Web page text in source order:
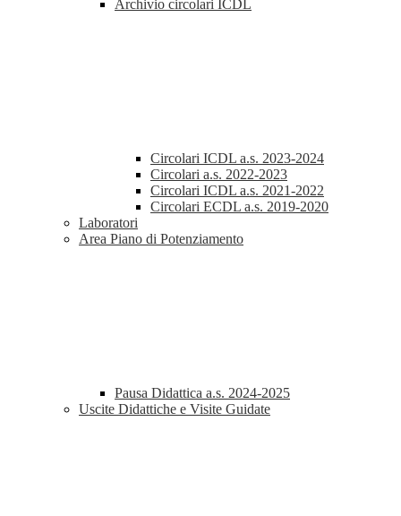
Archivio circolari ICDL
Circolari ICDL a.s. 2023-2024
Circolari a.s. 2022-2023
Circolari ICDL a.s. 2021-2022
Circolari ECDL a.s. 2019-2020
Laboratori
Area Piano di Potenziamento
Pausa Didattica a.s. 2024-2025
Uscite Didattiche e Visite Guidate